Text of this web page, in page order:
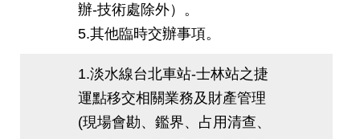
辦-技術處除外）。
5.其他臨時交辦事項。
1.淡水線台北車站-士林站之捷
運點移交相關業務及財產管理
(現場會勘、鑑界、占用清查、